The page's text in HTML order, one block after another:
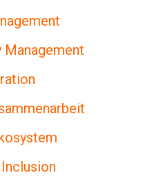
Management